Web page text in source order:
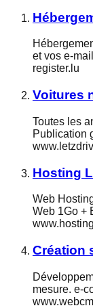
et vos e-
register.lu
Voitures
Toutes les
Publication
Hosting
Web
Web 1Go +
Création
mesure. e-